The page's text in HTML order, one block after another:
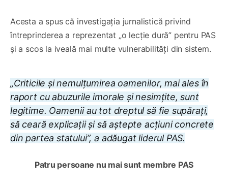
Acesta a spus că investigația jurnalistică privind
întreprinderea a reprezentat „o lecție dură” pentru PAS
și a scos la iveală mai multe vulnerabilități din sistem.
„Criticile și nemulțumirea oamenilor, mai ales în
raport cu abuzurile imorale și nesimțite, sunt
legitime. Oamenii au tot dreptul să fie supărați,
să ceară explicații și să aștepte acțiuni concrete
din partea statului”, a adăugat liderul PAS.
Patru persoane nu mai sunt membre PAS